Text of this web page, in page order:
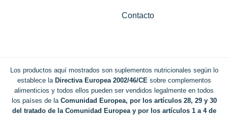
Contacto
Los productos aquí mostrados son suplementos nutricionales según lo
establece la Directiva Europea 2002/46/CE sobre complementos
alimenticios y todos ellos pueden ser vendidos legalmente en todos
los países de la Comunidad Europea, por los artículos 28, 29 y 30
del tratado de la Comunidad Europea y por los artículos 1 a 4 de